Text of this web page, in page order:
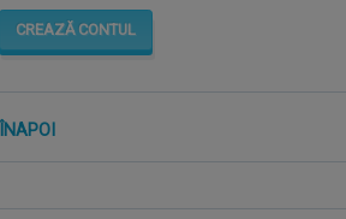
CREAZĂ CONTUL
ÎNAPOI